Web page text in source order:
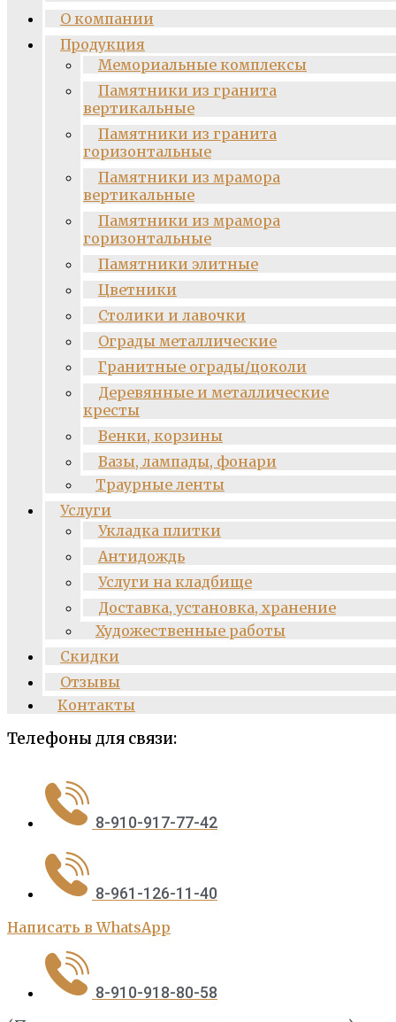
О компании
Продукция
Мемориальные комплексы
Памятники из гранита
вертикальные
Памятники из гранита
горизонтальные
Памятники из мрамора
вертикальные
Памятники из мрамора
горизонтальные
Памятники элитные
Цветники
Столики и лавочки
Ограды металлические
Гранитные ограды/цоколи
Деревянные и металлические
кресты
Венки, корзины
Вазы, лампады, фонари
Траурные ленты
Услуги
Укладка плитки
Антидождь
Услуги на кладбище
Доставка, установка, хранение
Художественные работы
Скидки
Отзывы
Контакты
Телефоны для связи:
8-910-917-77-42
8-961-126-11-40
Написать в WhatsApp
8-910-918-80-58